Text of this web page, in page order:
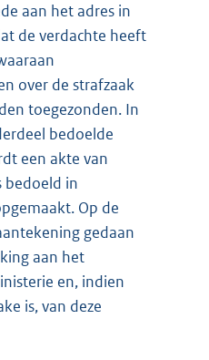
aan het adres in
de verdachte heeft
over de strafzaak
toegezonden. In
bedoelde
een akte van
bedoeld in
Op de
gedaan
aan het
en, indien
is, van deze